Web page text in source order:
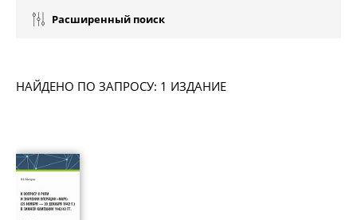
Расширенный поиск
НАЙДЕНО ПО ЗАПРОСУ: 1 ИЗДАНИЕ